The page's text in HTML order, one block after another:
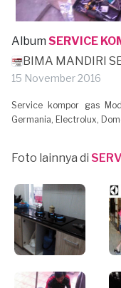
Album SERVICE
BIMA MANDIRI
15 November 2016
Service kompor gas
Germania, Electrolux,
Foto lainnya di